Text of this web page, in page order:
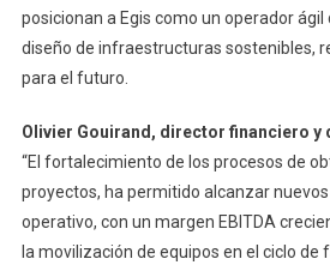
posicionan a Egis como un operador
diseño de infraestructuras sostenibles,
para el futuro.
Olivier Gouirand, director financiero y
“El fortalecimiento de los procesos de
proyectos, ha permitido alcanzar
operativo, con un margen EBITDA
la movilización de equipos en el ciclo de